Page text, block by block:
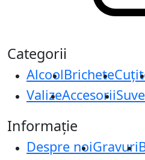
Categorii
AlcoolBrichete
ValizeAccesorii
Informație
Despre noiGravuri